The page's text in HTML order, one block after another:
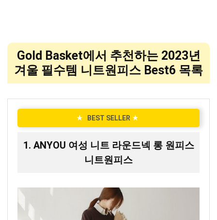
Gold Basket에서 추천하는 2023년
겨울 필수템 니트원피스 Best6 목록
★ BEST SELLER ★
1. ANYOU 여성 니트 라운드넥 롱 원피스
니트원피스